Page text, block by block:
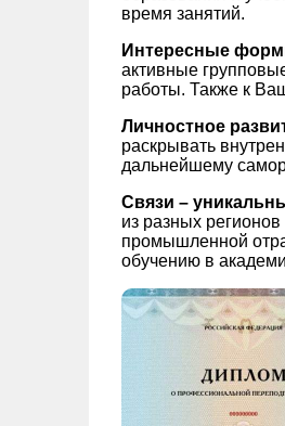
время занятий.
Интересные
активные
работы. Также к
Личностное
раскрывать
дальнейшему
Связи –
из разных
промышленной
обучению в